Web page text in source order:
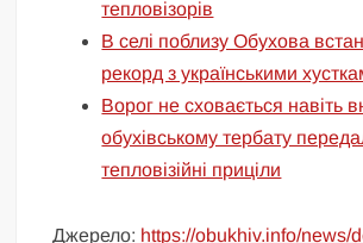
тепловізорів
В селі поблизу Обухова
рекорд з українськими
Ворог не сховається навіть
обухівському тербату
тепловізійні приціли
Джерело: https://obukhiv.info/news/